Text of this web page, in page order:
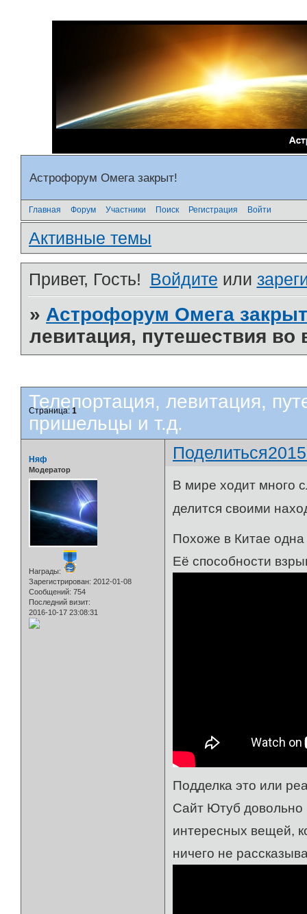
Астрофорум Омега закрыт!
Главная Форум Участники Поиск Регистрация Войти
Активные темы
Привет, Гость! Войдите или
»Астрофорум Омега
левитация, путешествия
Телепортация, левитация,
пришельцы и т.д.
Страница:1
Поделиться
Няф
Модератор
Награды:
Зарегистрирован: 2012-01-08
Сообщений: 754
Последний визит:
2016-10-17 23:08:31
В мире ходит много
делится своими
Похоже в Китае
Её способности
Подделка это или
Сайт Ютуб довольно
интересных вещей,
ничего не